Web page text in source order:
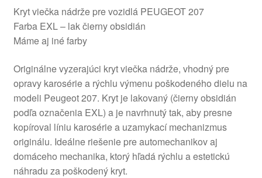
Kryt viečka nádrže pre vozidlá PEUGEOT 207
Farba EXL – lak čierny obsidián
Máme aj iné farby
Originálne vyzerajúci kryt viečka nádrže, vhodný pre
opravy karosérie a rýchlu výmenu poškodeného dielu na
modeli Peugeot 207. Kryt je lakovaný (čierny obsidián
podľa označenia EXL) a je navrhnutý tak, aby presne
kopíroval líniu karosérie a uzamykací mechanizmus
originálu. Ideálne riešenie pre automechanikov aj
domáceho mechanika, ktorý hľadá rýchlu a estetickú
náhradu za poškodený kryt.